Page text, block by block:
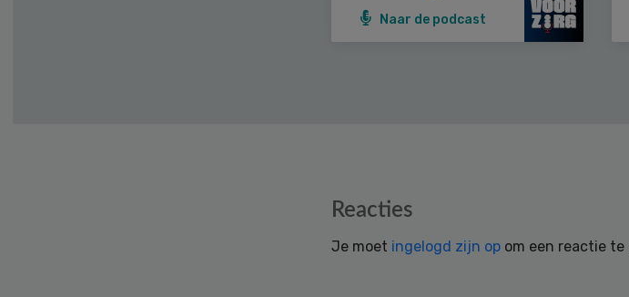
Naar de podcast
Reacties
Je moet ingelogd zijn op om een reactie te